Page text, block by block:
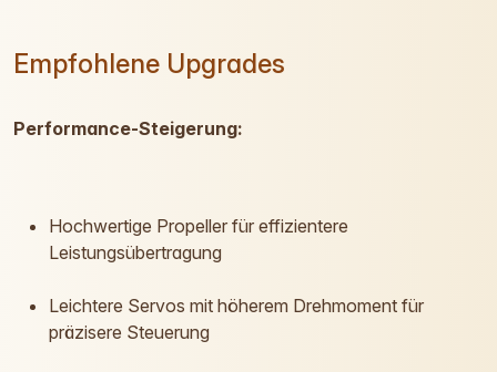
Empfohlene Upgrades
Performance-Steigerung:
Hochwertige Propeller für effizientere
Leistungsübertragung
Leichtere Servos mit höherem Drehmoment für
präzisere Steuerung